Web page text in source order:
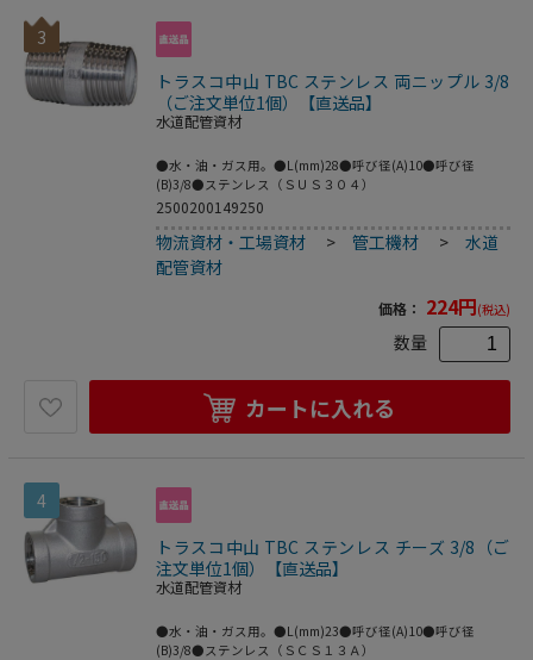
3
トラスコ中山 TBC ステンレス 両ニップル 3/8
（ご注文単位1個）【直送品】
水道配管資材
●水・油・ガス用。●L(mm)28●呼び径(A)10●呼び径
(B)3/8●ステンレス（ＳＵＳ３０４）
2500200149250
物流資材・工場資材 >管工機材 >水道
配管資材
価格： 224円(税込)
数量
カートに入れる
4
トラスコ中山 TBC ステンレス チーズ 3/8（ご
注文単位1個）【直送品】
水道配管資材
●水・油・ガス用。●L(mm)23●呼び径(A)10●呼び径
(B)3/8●ステンレス（ＳＣＳ１３Ａ）